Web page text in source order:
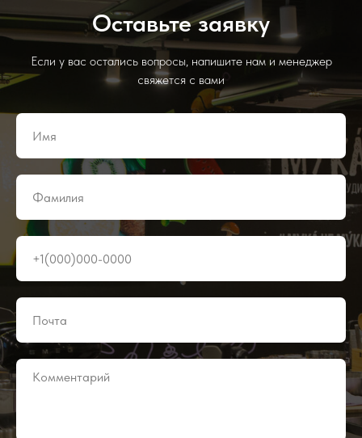
Оставьте заявку
Если у вас остались вопросы, напишите нам и менеджер
свяжется с вами